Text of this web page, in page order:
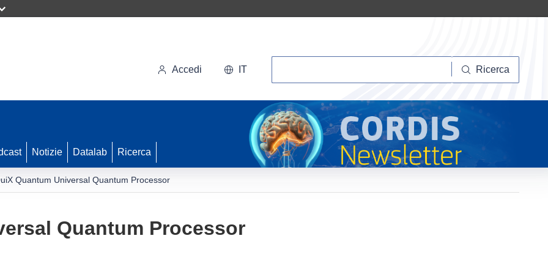
Accedi IT Ricerca
Notizie Datalab Ricerca
Quantum Universal Quantum Processor
Quantum Processor